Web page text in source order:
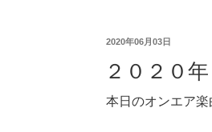
2020年06月03日
２０２０
本日のオンエア